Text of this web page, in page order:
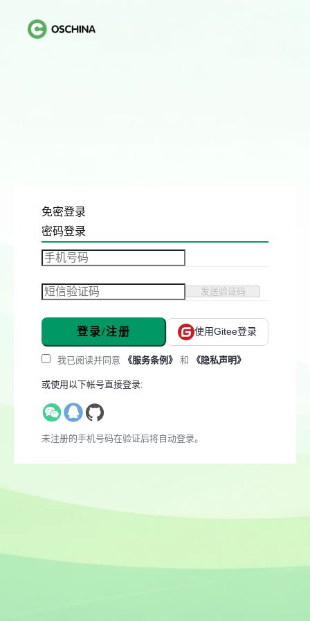
免密登录
密码登录
发送验证码
登录/注册 使用Gitee登录
我已阅读并同意 《服务条例》 和 《隐私声明》
或使用以下帐号直接登录:
未注册的手机号码在验证后将自动登录。